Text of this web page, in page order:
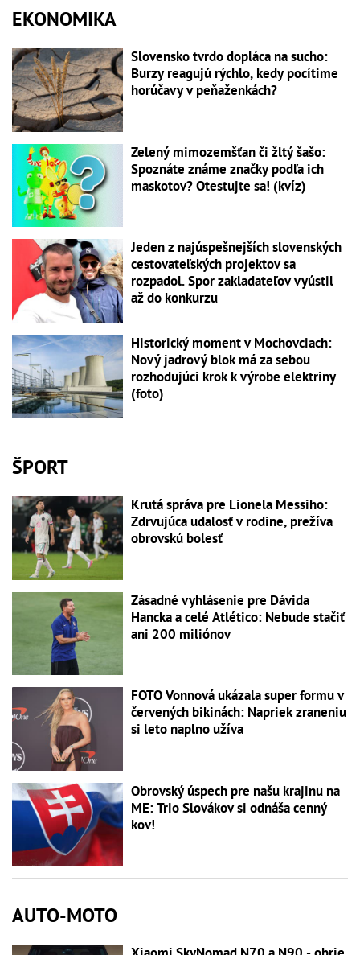
EKONOMIKA
Slovensko tvrdo dopláca na sucho:
Burzy reagujú rýchlo, kedy pocítime
horúčavy v peňaženkách?
Zelený mimozemšťan či žltý šašo:
Spoznáte známe značky podľa ich
maskotov? Otestujte sa! (kvíz)
Jeden z najúspešnejších slovenských
cestovateľských projektov sa
rozpadol. Spor zakladateľov vyústil
až do konkurzu
Historický moment v Mochovciach:
Nový jadrový blok má za sebou
rozhodujúci krok k výrobe elektriny
(foto)
ŠPORT
Krutá správa pre Lionela Messiho:
Zdrvujúca udalosť v rodine, prežíva
obrovskú bolesť
Zásadné vyhlásenie pre Dávida
Hancka a celé Atlético: Nebude stačiť
ani 200 miliónov
FOTO Vonnová ukázala super formu v
červených bikinách: Napriek zraneniu
si leto naplno užíva
Obrovský úspech pre našu krajinu na
ME: Trio Slovákov si odnáša cenný
kov!
AUTO-MOTO